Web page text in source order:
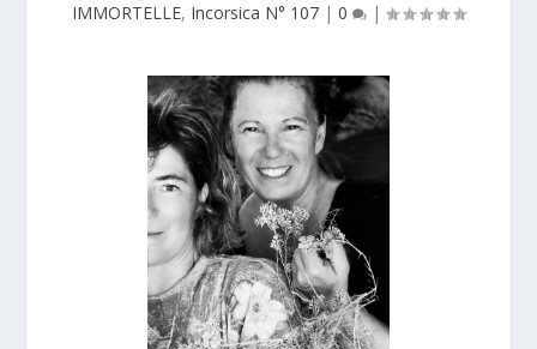
IMMORTELLE, Incorsica N° 107 | 0 |